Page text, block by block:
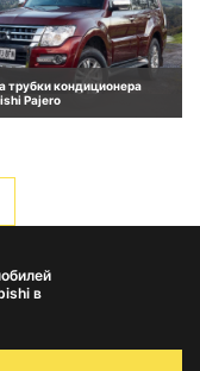
трубки кондиционера
Pajero
в